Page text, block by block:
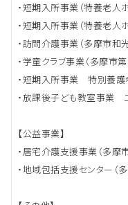
・短期入所事業（特養老人
・短期入所事業（特養老人
・訪問介護事業（多摩市和
・学童クラブ事業（多摩市
・短期入所事業 特別養護
・放課後子ども教室事業
【公益事業】
・居宅介護支援事業（多
・地域包括支援センター（